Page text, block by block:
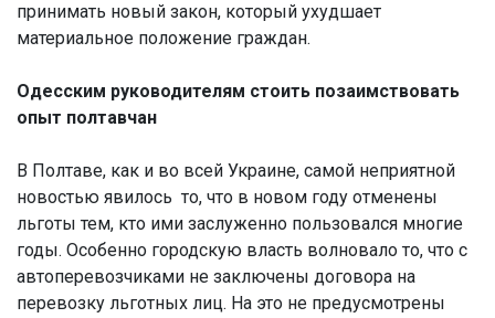
принимать новый закон, который ухудшает
материальное положение граждан.
Одесским руководителям стоить позаимствовать
опыт полтавчан
В Полтаве, как и во всей Украине, самой неприятной
новостью явилось то, что в новом году отменены
льготы тем, кто ими заслуженно пользовался многие
годы. Особенно городскую власть волновало то, что с
автоперевозчиками не заключены договора на
перевозку льготных лиц. На это не предусмотрены